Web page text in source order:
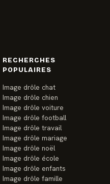
RECHERCHES
POPULAIRES
Image drôle chat
Image drôle chien
Image drôle voiture
Image drôle football
Image drôle travail
Image drôle mariage
Image drôle noël
Image drôle école
Image drôle enfants
Image drôle famille